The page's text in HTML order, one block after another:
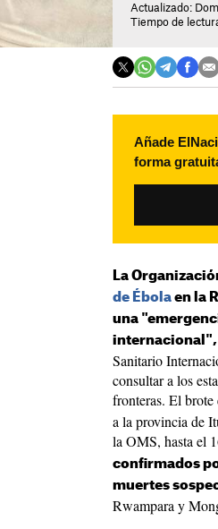
Actualizado:
Tiempo de
Añade
forma
La
de Ébola en la
una
internacional",
Sanitario
consultar a los
fronteras. El brote
a la provincia de
la OMS, hasta el
confirmados
muertes
Rwampara y